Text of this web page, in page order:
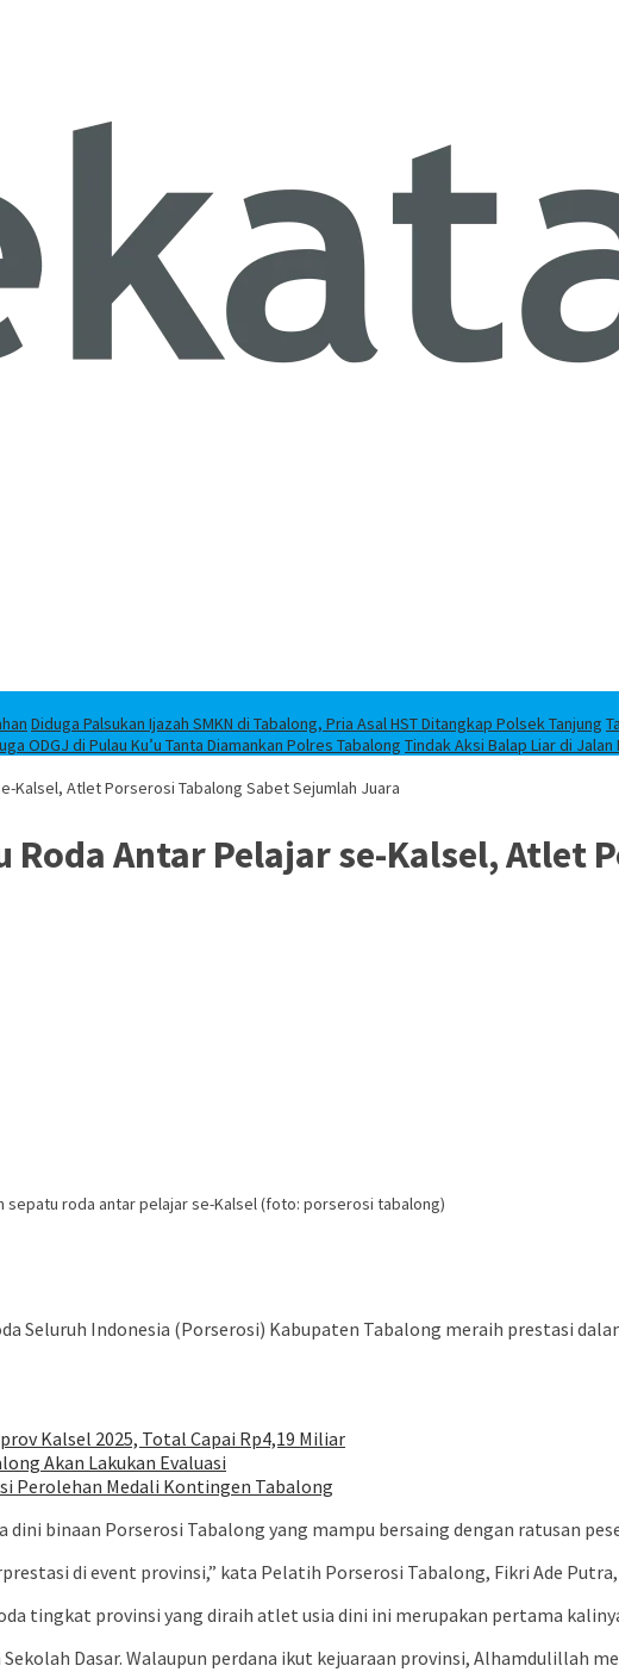
Diduga Palsukan Ijazah SMKN di Tabalong, Pria Asal HST Ditangkap Polsek Tanjung
ODGJ di Pulau Ku’u Tanta Diamankan Polres Tabalong Tindak Aksi Balap Liar di
Kalsel, Atlet Porserosi Tabalong Sabet Sejumlah Juara
Antar Pelajar se-Kalsel, Atlet
sepatu roda antar pelajar se-Kalsel (foto: porserosi tabalong)
Seluruh Indonesia (Porserosi) Kabupaten Tabalong meraih prestasi
Kalsel 2025, Total Capai Rp4,19 Miliar
Akan Lakukan Evaluasi
Perolehan Medali Kontingen Tabalong
binaan Porserosi Tabalong yang mampu bersaing dengan ratusan
di event provinsi,” kata Pelatih Porserosi Tabalong, Fikri Ade Putra,
tingkat provinsi yang diraih atlet usia dini ini merupakan pertama
Dasar. Walaupun perdana ikut kejuaraan provinsi, Alhamdulillah